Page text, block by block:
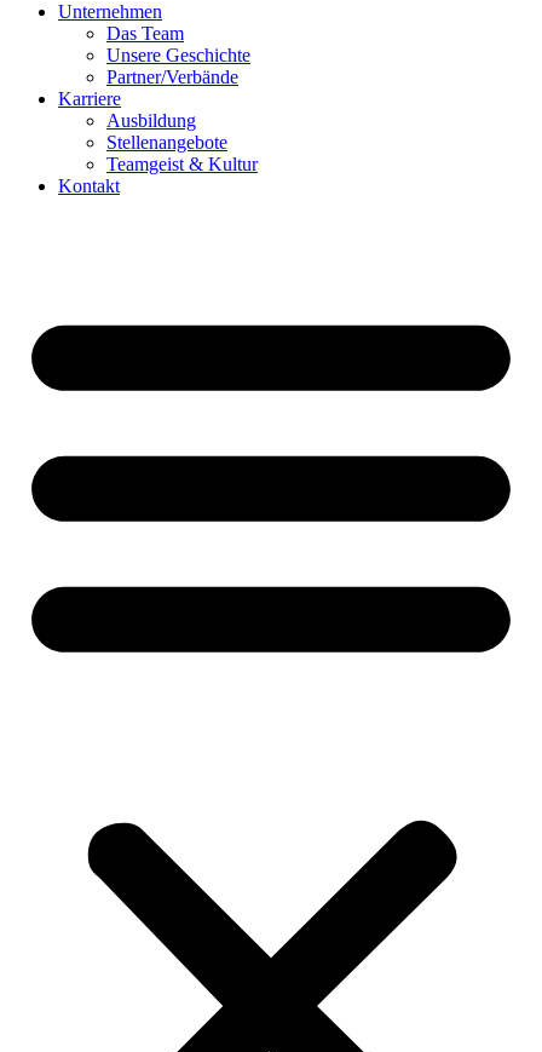
Unternehmen
Das Team
Unsere Geschichte
Partner/Verbände
Karriere
Ausbildung
Stellenangebote
Teamgeist & Kultur
Kontakt